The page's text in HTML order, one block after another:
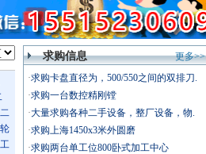
二
求购信息
更多>>
·求购卡盘直径为，500/550之间的双排刀.
·求购一台数控精刚镗
·大量求购各种二手设备，整厂设备，物.
·求购上海1450x3米外圆磨
·求购两台单工位800卧式加工中心